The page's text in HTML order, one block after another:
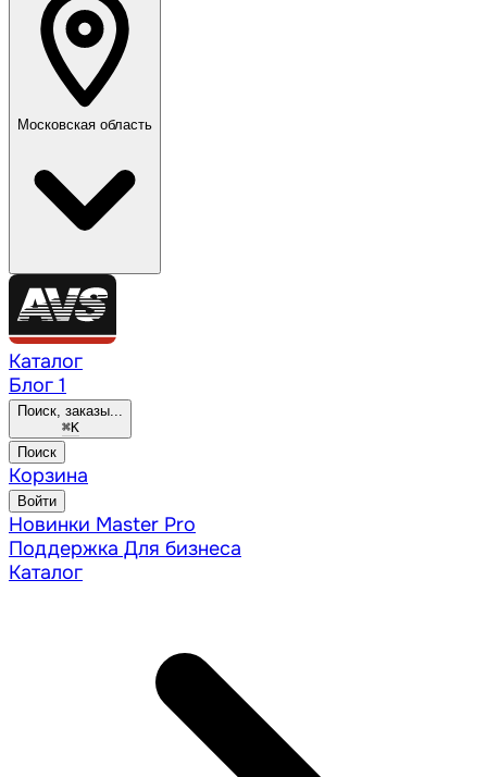
Московская область
Каталог
Блог 1
Поиск, заказы...
⌘K
Поиск
Корзина
Войти
Новинки Master Pro
Поддержка Для бизнеса
Каталог